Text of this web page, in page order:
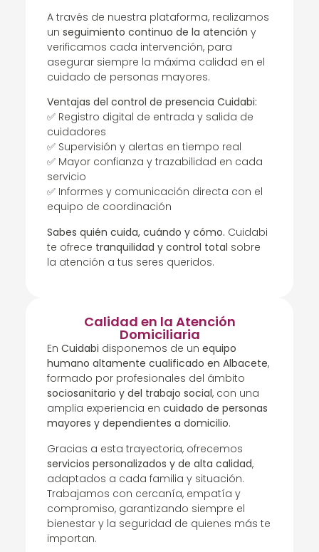
A través de nuestra plataforma, realizamos
un seguimiento continuo de la atención y
verificamos cada intervención, para
asegurar siempre la máxima calidad en el
cuidado de personas mayores.
Ventajas del control de presencia Cuidabi:
✅ Registro digital de entrada y salida de
cuidadores
✅ Supervisión y alertas en tiempo real
✅ Mayor confianza y trazabilidad en cada
servicio
✅ Informes y comunicación directa con el
equipo de coordinación
Sabes quién cuida, cuándo y cómo. Cuidabi
te ofrece tranquilidad y control total sobre
la atención a tus seres queridos.
Calidad en la Atención
Domiciliaria
En Cuidabi disponemos de un equipo
humano altamente cualificado en Albacete,
formado por profesionales del ámbito
sociosanitario y del trabajo social, con una
amplia experiencia en cuidado de personas
mayores y dependientes a domicilio.
Gracias a esta trayectoria, ofrecemos
servicios personalizados y de alta calidad,
adaptados a cada familia y situación.
Trabajamos con cercanía, empatía y
compromiso, garantizando siempre el
bienestar y la seguridad de quienes más te
importan.